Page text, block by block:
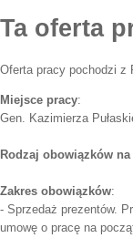
Ta oferta
Oferta pracy pochodzi z
Miejsce pracy:
Gen. Kazimierza
Rodzaj obowiązków
Zakres obowiązków:
- Sprzedaż prezentów.
umowę o pracę na